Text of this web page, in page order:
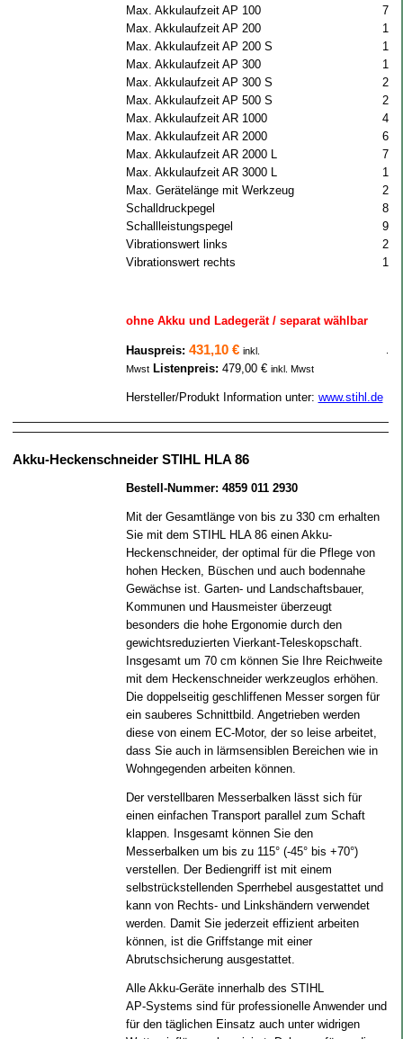
Max. Akkulaufzeit AP 100
72
Max. Akkulaufzeit AP 200
Max. Akkulaufzeit AP 200 S
Max. Akkulaufzeit AP 300
Max. Akkulaufzeit AP 300 S
Max. Akkulaufzeit AP 500 S
Max. Akkulaufzeit AR 1000
Max. Akkulaufzeit AR 2000
Max. Akkulaufzeit AR 2000 L
Max. Akkulaufzeit AR 3000 L
Max. Gerätelänge mit Werkzeug
Schalldruckpegel
83
Schallleistungspegel
91
Vibrationswert links
2.3
Vibrationswert rechts
1.8
ohne Akku und Ladegerät / separat wählbar
Hauspreis: 431,10 € inkl.
Mwst Listenpreis: 479,00 € inkl. Mwst
Hersteller/Produkt Information unter: www.stihl.de
Akku-Heckenschneider STIHL HLA 86
Bestell-Nummer: 4859 011 2930
Mit der Gesamtlänge von bis zu 330 cm erhalten
Sie mit dem STIHL HLA 86 einen Akku-
Heckenschneider, der optimal für die Pflege von
hohen Hecken, Büschen und auch bodennahe
Gewächse ist. Garten- und Landschaftsbauer,
Kommunen und Hausmeister überzeugt
besonders die hohe Ergonomie durch den
gewichtsreduzierten Vierkant-Teleskopschaft.
Insgesamt um 70 cm können Sie Ihre Reichweite
mit dem Heckenschneider werkzeuglos erhöhen.
Die doppelseitig geschliffenen Messer sorgen für
ein sauberes Schnittbild. Angetrieben werden
diese von einem EC‑Motor, der so leise arbeitet,
dass Sie auch in lärmsensiblen Bereichen wie in
Wohngegenden arbeiten können.
Der verstellbaren Messerbalken lässt sich für
einen einfachen Transport parallel zum Schaft
klappen. Insgesamt können Sie den
Messerbalken um bis zu 115° (-45° bis +70°)
verstellen. Der Bediengriff ist mit einem
selbstrückstellenden Sperrhebel ausgestattet und
kann von Rechts- und Linkshändern verwendet
werden. Damit Sie jederzeit effizient arbeiten
können, ist die Griffstange mit einer
Abrutschsicherung ausgestattet.
Alle Akku-Geräte innerhalb des STIHL
AP‑Systems sind für professionelle Anwender und
für den täglichen Einsatz auch unter widrigen